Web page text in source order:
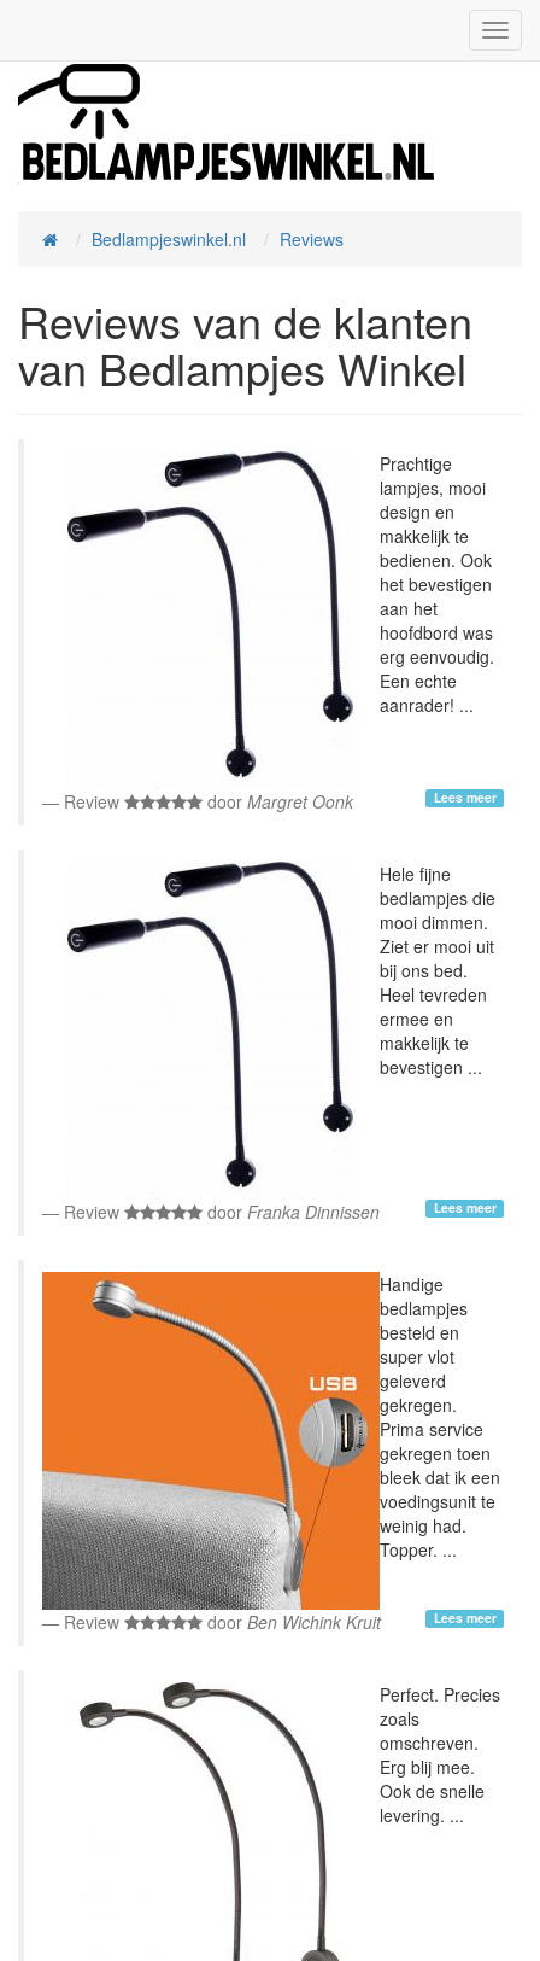
HomeBedlampjeswinkel.nl Reviews
Reviews van de klanten
van Bedlampjes Winkel
Prachtige
lampjes, mooi
design en
makkelijk te
bedienen. Ook
het bevestigen
aan het
hoofdbord was
erg eenvoudig.
Een echte
aanrader! ...
Review door Margret Oonk Lees meer
Hele fijne
bedlampjes die
mooi dimmen.
Ziet er mooi uit
bij ons bed.
Heel tevreden
ermee en
makkelijk te
bevestigen ...
Review door Franka Dinnissen Lees meer
Handige
bedlampjes
besteld en
super vlot
geleverd
gekregen.
Prima service
gekregen toen
bleek dat ik een
voedingsunit te
weinig had.
Topper. ...
Review door Ben Wichink Kruit Lees meer
Perfect. Precies
zoals
omschreven.
Erg blij mee.
Ook de snelle
levering. ...